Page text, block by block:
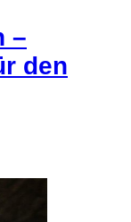
–
den